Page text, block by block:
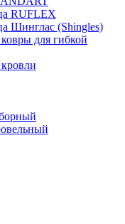
RUFLEX
Шинглас (Shingles)
для гибкой